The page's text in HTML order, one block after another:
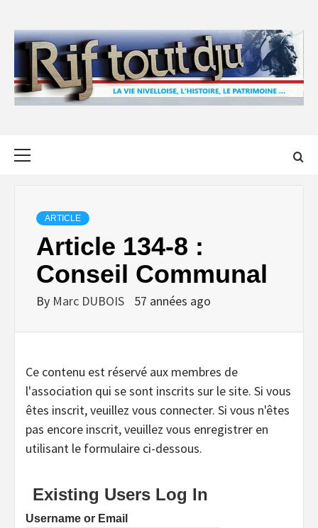
content
ARTICLE
Article 134-8 :
Conseil Communal
By Marc DUBOIS 57 années ago
Ce contenu est réservé aux membres de
l'association qui se sont inscrits sur le site. Si vous
êtes inscrit, veuillez vous connecter. Si vous n'êtes
pas encore inscrit, veuillez vous enregistrer en
utilisant le formulaire ci-dessous.
Existing Users Log In
Username or Email